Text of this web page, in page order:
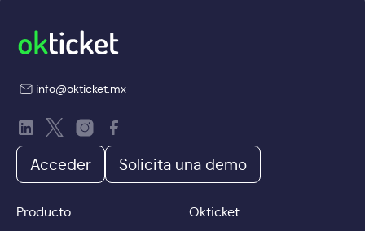
info@okticket.mx
Acceder Solicita una demo
Producto Okticket